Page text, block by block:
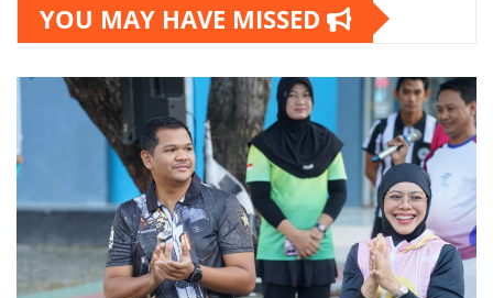
YOU MAY HAVE MISSED